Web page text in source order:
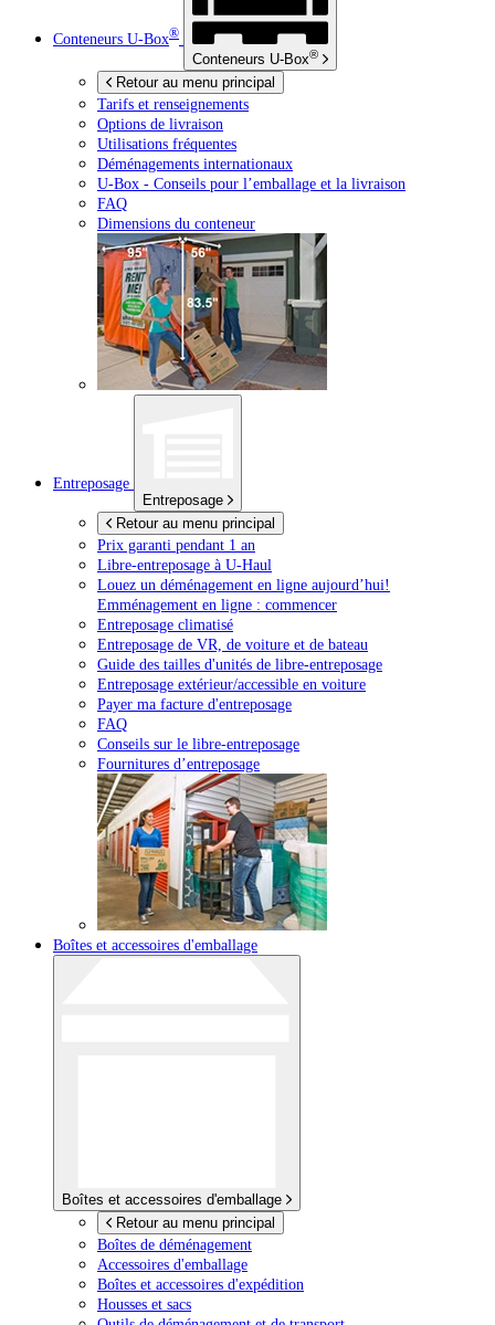
Conteneurs U-Box®
Conteneurs U-Box®
Retour au menu principal
Tarifs et renseignements
Options de livraison
Utilisations fréquentes
Déménagements internationaux
U-Box - Conseils pour l’emballage et la livraison
FAQ
Dimensions du conteneur
Entreposage
Entreposage
Retour au menu principal
Prix garanti pendant 1 an
Libre-entreposage à U-Haul
Louez un déménagement en ligne aujourd’hui!
Emménagement en ligne : commencer
Entreposage climatisé
Entreposage de VR, de voiture et de bateau
Guide des tailles d'unités de libre-entreposage
Entreposage extérieur/accessible en voiture
Payer ma facture d'entreposage
FAQ
Conseils sur le libre-entreposage
Fournitures d’entreposage
Boîtes et accessoires d'emballage
Boîtes et accessoires d'emballage
Retour au menu principal
Boîtes de déménagement
Accessoires d'emballage
Boîtes et accessoires d'expédition
Housses et sacs